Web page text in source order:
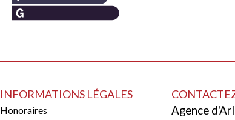
INFORMATIONS LÉGALES
Honoraires
Agence